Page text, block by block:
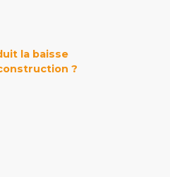
la baisse
?